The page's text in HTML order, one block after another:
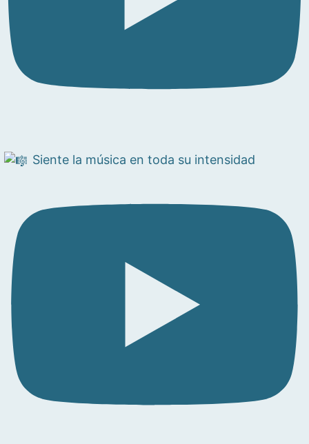
Siente la música en toda su intensidad